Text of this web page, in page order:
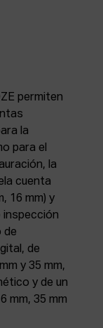
permiten
la
para el
la
cuenta
16 mm) y
inspección
de
de
y 35 mm,
y de un
mm, 35 mm